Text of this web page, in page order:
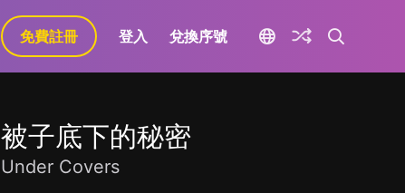
免費註冊 登入 兌換序號
被子底下的秘密
Under Covers